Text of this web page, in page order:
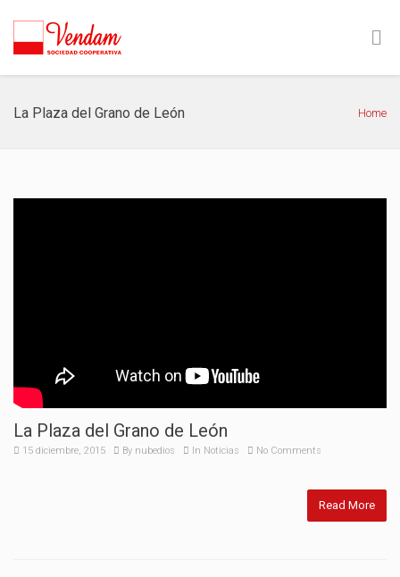
La Plaza del Grano de León Home
La Plaza del Grano de León
15 diciembre, 2015 By nubedios In Noticias No Comments
Read More